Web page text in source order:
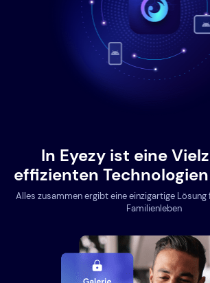
In Eyezy ist eine
effizienten
Alles zusammen ergibt eine einzigartige
Familienleben